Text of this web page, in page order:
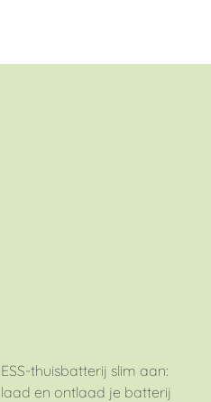
thuisbatterij slim aan:
en ontlaad je batterij